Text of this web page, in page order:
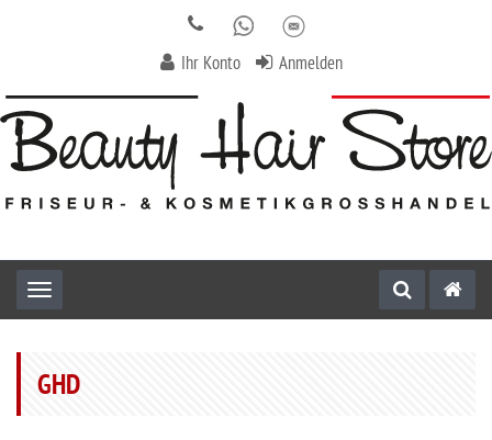
Ihr Konto Anmelden
Toggle navigation
GHD